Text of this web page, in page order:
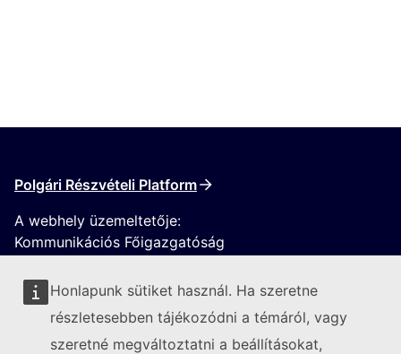
Honlapunk sütiket használ. Ha szeretne
részletesebben tájékozódni a témáról, vagy
szeretné megváltoztatni a beállításokat,
Polgári Részvételi Platform
A webhely üzemeltetője:
Kommunikációs Főigazgatóság